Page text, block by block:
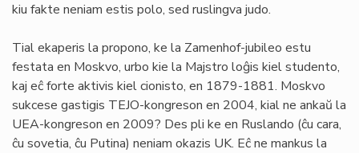
kiu fakte neniam estis polo, sed ruslingva judo.
Tial ekaperis la propono, ke la Zamenhof-jubileo estu
festata en Moskvo, urbo kie la Majstro loĝis kiel studento,
kaj eĉ forte aktivis kiel cionisto, en 1879-1881. Moskvo
sukcese gastigis TEJO-kongreson en 2004, kial ne ankaŭ la
UEA-kongreson en 2009? Des pli ke en Ruslando (ĉu cara,
ĉu sovetia, ĉu Putina) neniam okazis UK. Eĉ ne mankus la